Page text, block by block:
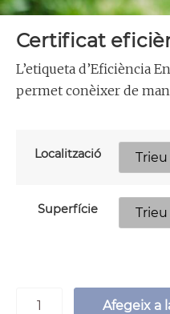
Certificat
L’etiqueta d’Eficiència
permet conèixer de
Localització
Superfície
Afegeix a